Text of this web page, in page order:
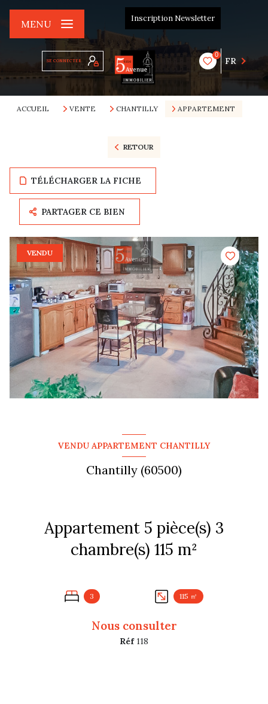
SE CONNECTER
Inscription Newsletter
0
FR
MENU
ACCUEIL VENTE CHANTILLY APPARTEMENT
RETOUR
TÉLÉCHARGER LA FICHE
PARTAGER CE BIEN
VENDU
VENDU APPARTEMENT CHANTILLY
Chantilly (60500)
Appartement 5 pièce(s) 3
chambre(s) 115 m²
3 115 ㎡
Nous consulter
Réf 118